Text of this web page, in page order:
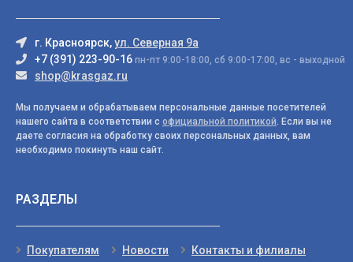
г. Красноярск,ул. Северная 9а
+7 (391) 223-90-16 пн-пт 9:00-18:00, сб 9:00-17:00, вс - выходной
shop@krasgaz.ru
Мы получаем и обрабатываем персональные данные посетителей
нашего сайта в соответствии с официальной политикой. Если вы не
даете согласия на обработку своих персональных данных, вам
необходимо покинуть наш сайт.
РАЗДЕЛЫ
Покупателям Новости Контакты и филиалы